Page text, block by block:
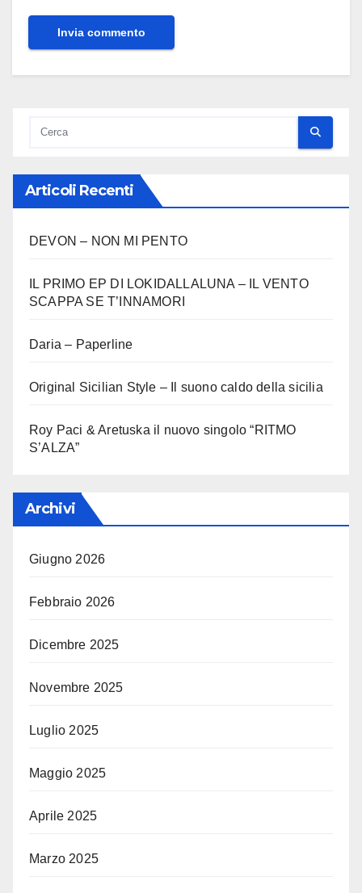
Articoli Recenti
DEVON – NON MI PENTO
IL PRIMO EP DI LOKIDALLALUNA – IL VENTO
SCAPPA SE T’INNAMORI
Daria – Paperline
Original Sicilian Style – Il suono caldo della sicilia
Roy Paci & Aretuska il nuovo singolo “RITMO
S’ALZA”
Archivi
Giugno 2026
Febbraio 2026
Dicembre 2025
Novembre 2025
Luglio 2025
Maggio 2025
Aprile 2025
Marzo 2025